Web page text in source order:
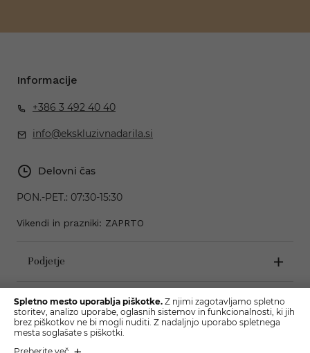
Informacije
+386 3 492 40 40
info@ekskluzivnadarila.si
Delovni čas
PON.-PET.: 07:30-15:30
Vikendi in prazniki: ZAPRTO
Podjetje
Pogoji poslovanja
Spletno mesto uporablja piškotke. Z njimi zagotavljamo spletno
storitev, analizo uporabe, oglasnih sistemov in funkcionalnosti, ki jih
brez piškotkov ne bi mogli nuditi. Z nadaljnjo uporabo spletnega
mesta soglašate s piškotki.